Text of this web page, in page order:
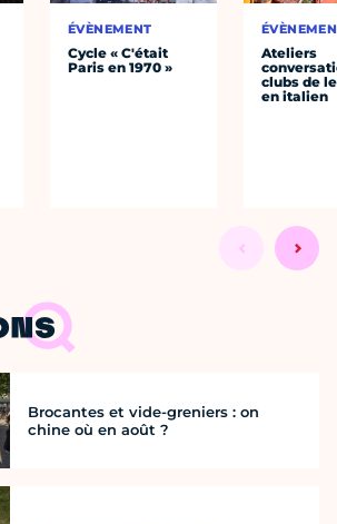
ÉVÈNEMENT
Cycle « C'était
Paris en 1970 »
Ateliers
clubs de
en italien
Brocantes et vide-greniers : on
chine où en août ?